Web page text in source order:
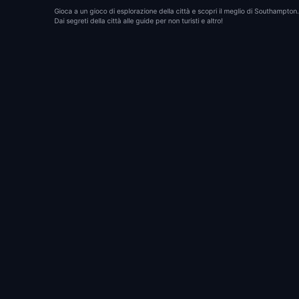
Gioca a un gioco di esplorazione della città e scopri il meglio di Southampton.
Dai segreti della città alle guide per non turisti e altro!